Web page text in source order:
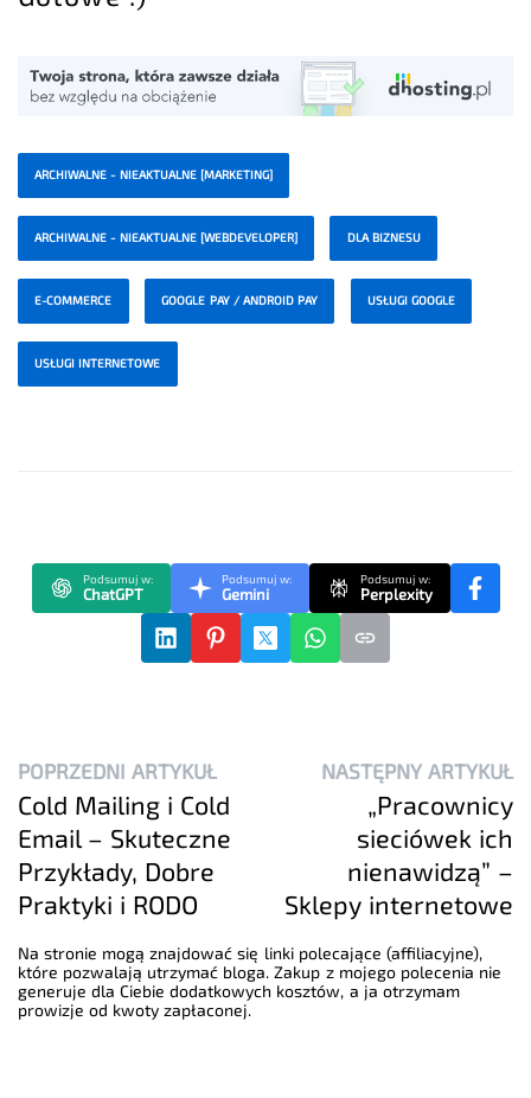
ARCHIWALNE - NIEAKTUALNE [MARKETING]
ARCHIWALNE - NIEAKTUALNE [WEBDEVELOPER] DLA BIZNESU
E-COMMERCE GOOGLE PAY / ANDROID PAY USŁUGI GOOGLE
USŁUGI INTERNETOWE
Podsumuj w:
ChatGPT
Podsumuj w:
Gemini
Podsumuj w:
Perplexity
POPRZEDNI ARTYKUŁ
Cold Mailing i Cold
Email – Skuteczne
Przykłady, Dobre
Praktyki i RODO
NASTĘPNY ARTYKUŁ
„Pracownicy
sieciówek ich
nienawidzą” –
Sklepy internetowe
Na stronie mogą znajdować się linki polecające (affiliacyjne),
które pozwalają utrzymać bloga. Zakup z mojego polecenia nie
generuje dla Ciebie dodatkowych kosztów, a ja otrzymam
prowizje od kwoty zapłaconej.